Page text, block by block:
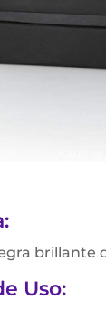
brillante
Uso: